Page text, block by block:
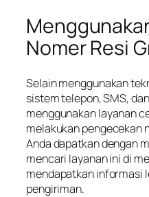
Nomer Resi
Selain menggunakan
sistem telepon, SMS,
menggunakan layanan
melakukan pengecekan
Anda dapatkan dengan
mencari layanan ini di
mendapatkan informasi
pengiriman.